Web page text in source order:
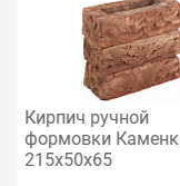
Кирпич ручной
формовки
215x50x65